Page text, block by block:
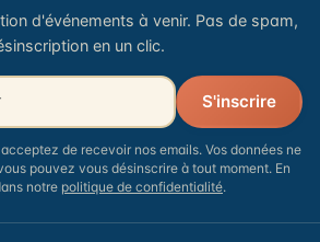
d'événements à venir. Pas de spam,
en un clic.
Votre adresse email
S'inscrire
de recevoir nos emails. Vos données ne
pouvez vous désinscrire à tout moment. En
notre politique de confidentialité.